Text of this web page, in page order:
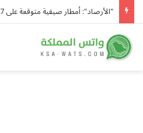
"الأرصاد": أمطار صيفية متوقعة على 7 مناطق